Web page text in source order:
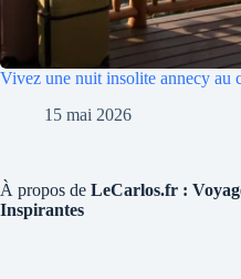
Vivez une nuit insolite annecy au
15 mai 2026
À propos de LeCarlos.fr :
Inspirantes